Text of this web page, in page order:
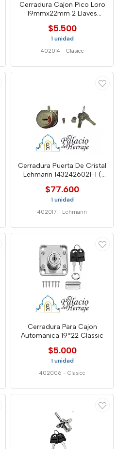
Cerradura Cajon Pico Loro
19mmx22mm 2 Llaves
$5.500
1 unidad
402014 - Clasicc
Cerradura Puerta De Cristal
Lehmann 1432426021-1 (
$77.600
1 unidad
402017 - Lehmann
Cerradura Para Cajon
Automanica 19*22 Classic
$5.000
1 unidad
402006 - Clasicc